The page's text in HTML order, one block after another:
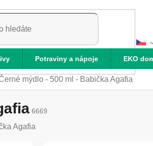
Potraviny a nápoje EKO
mýdlo - 500 ml - Babička Agafia
6669
Agafia